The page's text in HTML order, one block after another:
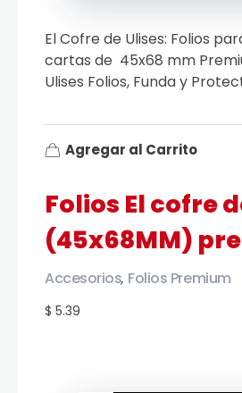
Folios El cofre
(45x68MM)
$ 5.39
Accesorios, Folios Premium
El Cofre de Ulises: Folios
cartas de 45x68 mm
Ulises Folios, Funda y
Agregar al Carrito